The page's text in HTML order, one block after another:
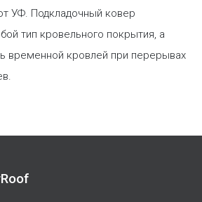
УФ. Подкладочный ковер
тип кровельного покрытия, а
временной кровлей при перерывах